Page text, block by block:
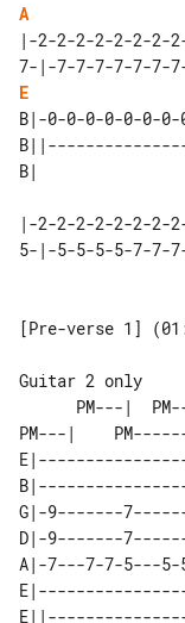
A
|-2-2-2-2-2-2-2-
E
B|-0-0-0-0-0-
|-2-2-2-2-2-2-2-
5-|-5-5-5-5-7-7-
[Pre-verse 1]
PM---|
G|-9-------
D|-9-------
A|-7---7-7-5---5-